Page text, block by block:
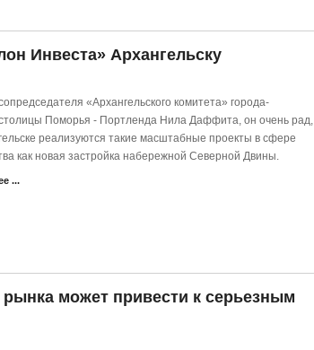
Инвеста» Архангельску
«Архангельского комитета» города-
Поморья - Портленда Нила Даффита, он очень рад,
реализуются такие масштабные проекты в сфере
как новая застройка набережной Северной Двины.
...
может привести к серьезным